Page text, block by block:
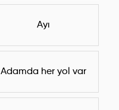
Ayı
Adamda her yol var